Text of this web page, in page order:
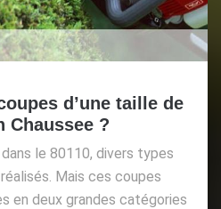
d’une taille de
Chaussee ?
le 80110, divers types
Mais ces coupes
en deux grandes catégories